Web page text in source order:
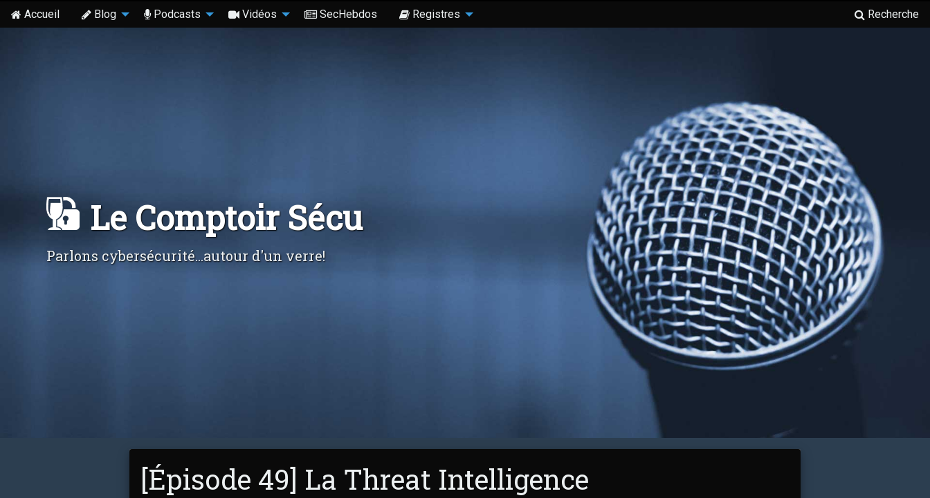
Accueil Blog Podcasts Vidéos SecHebdos Registres Recherche
Le Comptoir Sécu
Parlons cybersécurité...autour d'un verre!
[Épisode 49] La Threat Intelligence